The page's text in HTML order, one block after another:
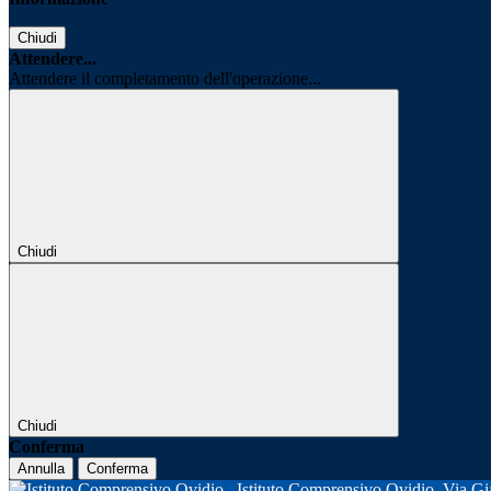
Chiudi
Attendere...
Attendere il completamento dell'operazione...
Chiudi
Chiudi
Conferma
Annulla Conferma